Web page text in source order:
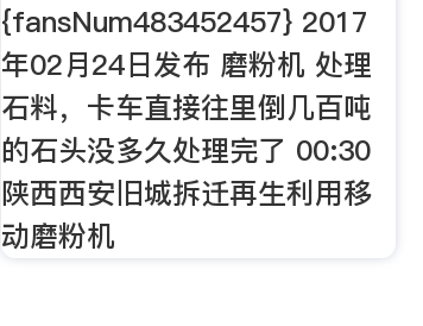
{fansNum483452457} 2017
年02月24日发布 磨粉机 处理
石料，卡车直接往里倒几百吨
的石头没多久处理完了 00:30
陕西西安旧城拆迁再生利用移
动磨粉机